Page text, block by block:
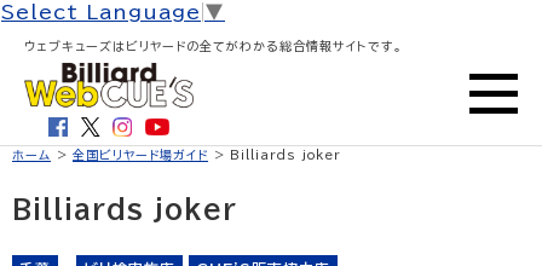
Select Language ▼
ウェブキューズはビリヤードの全てがわかる総合情報サイトです。
ホーム > 全国ビリヤード場ガイド > Billiards joker
Billiards joker